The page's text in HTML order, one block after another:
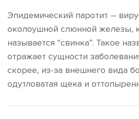
Эпидемический паротит –
околоушной слюнной железы,
называется “свинка”. Такое
отражает сущности
скорее, из-за внешнего вида
одутловатая щека и